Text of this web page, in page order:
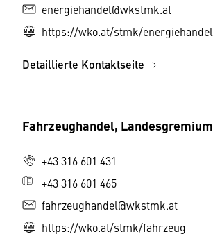
energiehandel@wkstmk.at
https://wko.at/stmk/energiehandel
Detaillierte Kontaktseite
Fahrzeughandel, Landesgremium
+43 316 601 431
+43 316 601 465
fahrzeughandel@wkstmk.at
https://wko.at/stmk/fahrzeug